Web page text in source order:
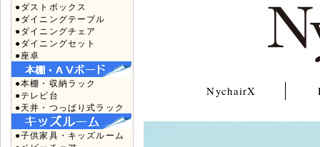
●ダストボックス
●ダイニングテーブル
●ダイニングチェア
●ダイニングセット
●座卓
●本棚・収納ラック
●テレビ台
●天井・つっぱり式ラック
●子供家具・キッズルーム
NychairX